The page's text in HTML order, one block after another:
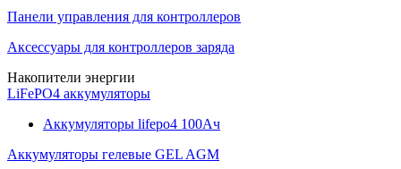
Панели управления для контроллеров
Аксессуары для контроллеров заряда
Накопители энергии
LiFePO4 аккумуляторы
Аккумуляторы lifepo4 100Ач
Аккумуляторы гелевые GEL AGM